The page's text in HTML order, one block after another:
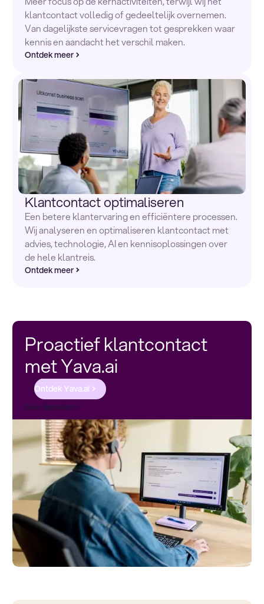
klantcontact volledig of gedeeltelijk overnemen.
Van dagelijkste servicevragen tot gesprekken waar
kennis en aandacht het verschil maken.
Ontdek meer
Klantcontact optimaliseren
Een betere klantervaring en efficiëntere processen.
Wij analyseren en optimaliseren klantcontact met
advies, technologie, AI en kennisoplossingen over
de hele klantreis.
Ontdek meer
Proactief klantcontact
met Yava.ai
Ontdek Yava.ai
Alle diensten